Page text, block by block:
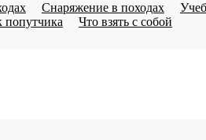
Снаряжение в походах
попутчика Что взять с собой